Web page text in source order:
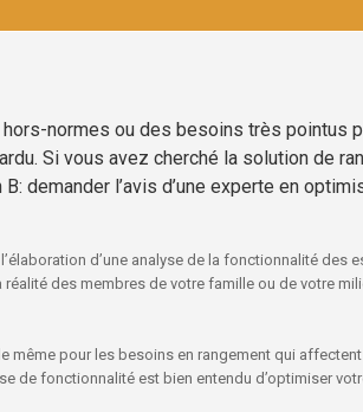
normes ou des besoins très pointus
Si vous avez cherché la solution de
demander l’avis d’une experte en
d’une analyse de la fonctionnalité des
des membres de votre famille ou de votre
même pour les besoins en rangement qui affectent
de fonctionnalité est bien entendu d’optimiser